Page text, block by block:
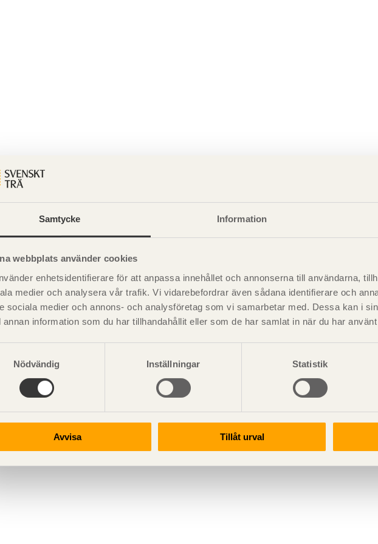
Samtycke Information
webbplats använder cookies
enhetsidentifierare för att anpassa innehållet och annonserna till användarna,
medier och analysera vår trafik. Vi vidarebefordrar även sådana identifierare och
sociala medier och annons- och analysföretag som vi samarbetar med. Dessa kan i
annan information som du har tillhandahållit eller som de har samlat in när du har
Nödvändig
Inställningar Statistik
Avvisa Tillåt urval